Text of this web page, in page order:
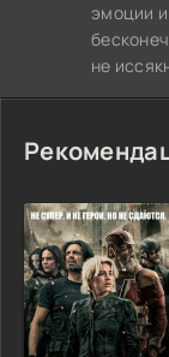
эмоции
не